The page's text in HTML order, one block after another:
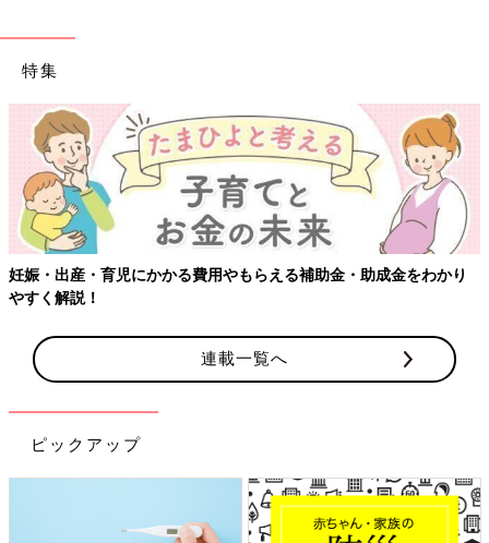
特集
妊娠・出産・育児にかかる費用やもらえる補助金・助成金をわかり
やすく解説！
連載一覧へ
ピックアップ